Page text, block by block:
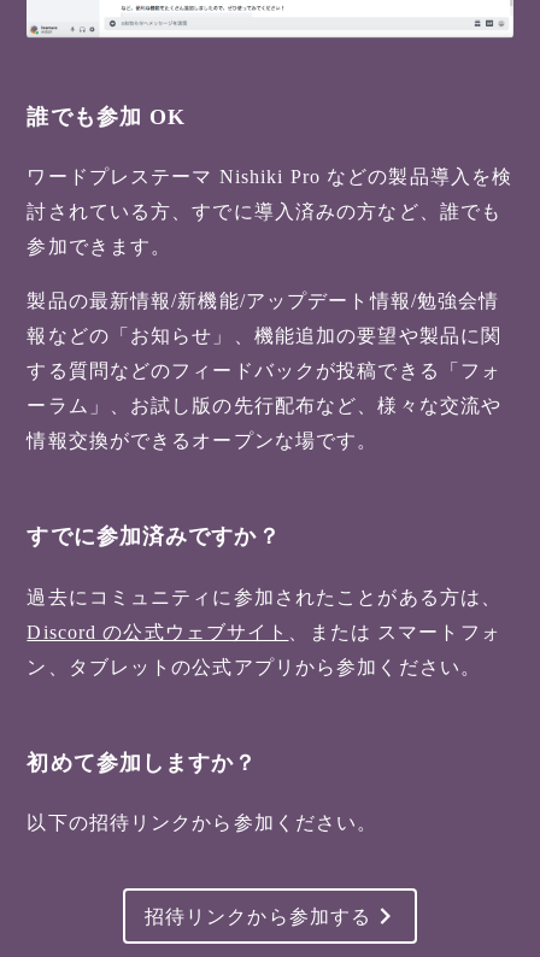
誰でも参加 OK
ワードプレステーマ Nishiki Pro などの製品導入を検
討されている方、すでに導入済みの方など、誰でも
参加できます。
製品の最新情報/新機能/アップデート情報/勉強会情
報などの「お知らせ」、機能追加の要望や製品に関
する質問などのフィードバックが投稿できる「フォ
ーラム」、お試し版の先行配布など、様々な交流や
情報交換ができるオープンな場です。
すでに参加済みですか？
過去にコミュニティに参加されたことがある方は、
Discord の公式ウェブサイト
、または スマートフォ
ン、タブレットの公式アプリから参加ください。
初めて参加しますか？
以下の招待リンクから参加ください。
招待リンクから参加する